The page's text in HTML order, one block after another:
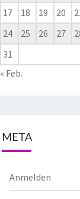
17
18 19 20
24
25 26 27
31
« Feb.
META
Anmelden